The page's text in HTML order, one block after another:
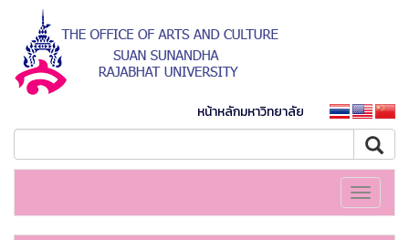
หน้าหลักมหาวิทยาลัย
Toggle